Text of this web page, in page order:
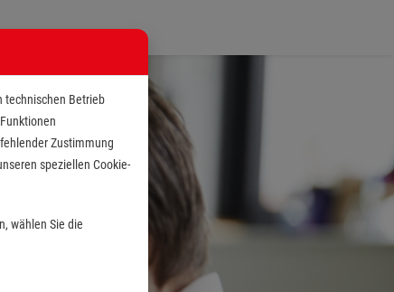
technischen Betrieb
Zustimmung
speziellen Cookie-
wählen Sie die